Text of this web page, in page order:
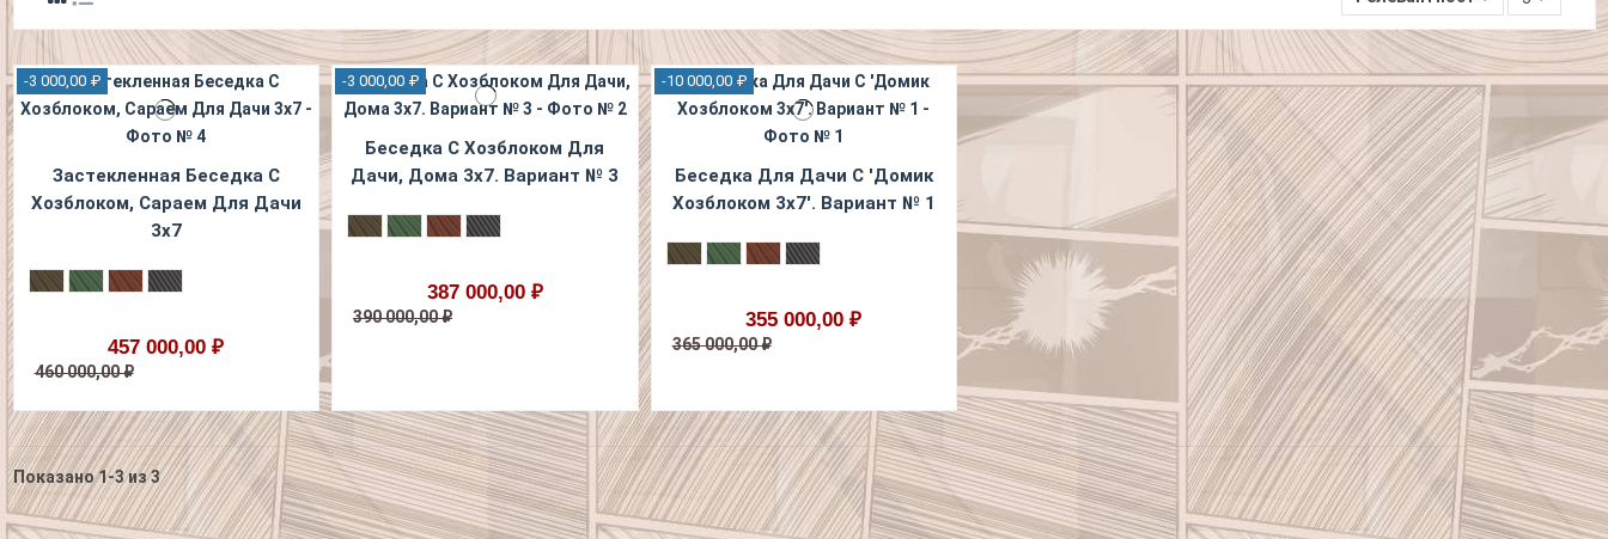
-3 000,00 ₽
Застекленная Беседка С
Хозблоком, Сараем Для Дачи
3х7
457 000,00 ₽
460 000,00 ₽
-3 000,00 ₽
Беседка С Хозблоком Для
Дачи, Дома 3х7. Вариант № 3
387 000,00 ₽
390 000,00 ₽
-10 000,00 ₽
Беседка Для Дачи С 'Домик
Хозблоком 3х7'. Вариант № 1
355 000,00 ₽
365 000,00 ₽
Показано 1-3 из 3